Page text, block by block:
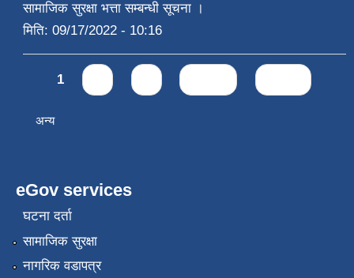
सामाजिक सुरक्षा भत्ता सम्बन्धी सूचना ।
मिति: 09/17/2022 - 10:16
Pages
1
अन्य
eGov services
घटना दर्ता
सामाजिक सुरक्षा
नागरिक वडापत्र